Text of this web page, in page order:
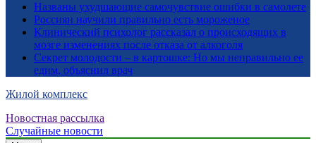
Названы ухудшающие самочувствие ошибки в самолете
Россиян научили правильно есть мороженое
Клинический психолог рассказал о происходящих в
мозге изменениях после отказа от алкоголя
Секрет молодости – в картошке: Но мы неправильно ее
едим, объяснил врач
Жилой комплекс
Новостная рассылка
Случайные новости